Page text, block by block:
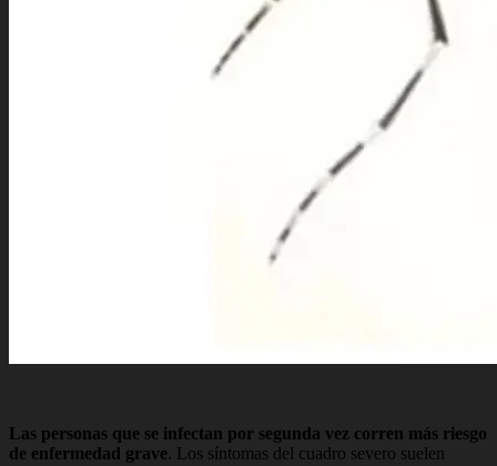
Las personas que se infectan por segunda vez corren más riesgo
de enfermedad grave. Los síntomas del cuadro severo suelen